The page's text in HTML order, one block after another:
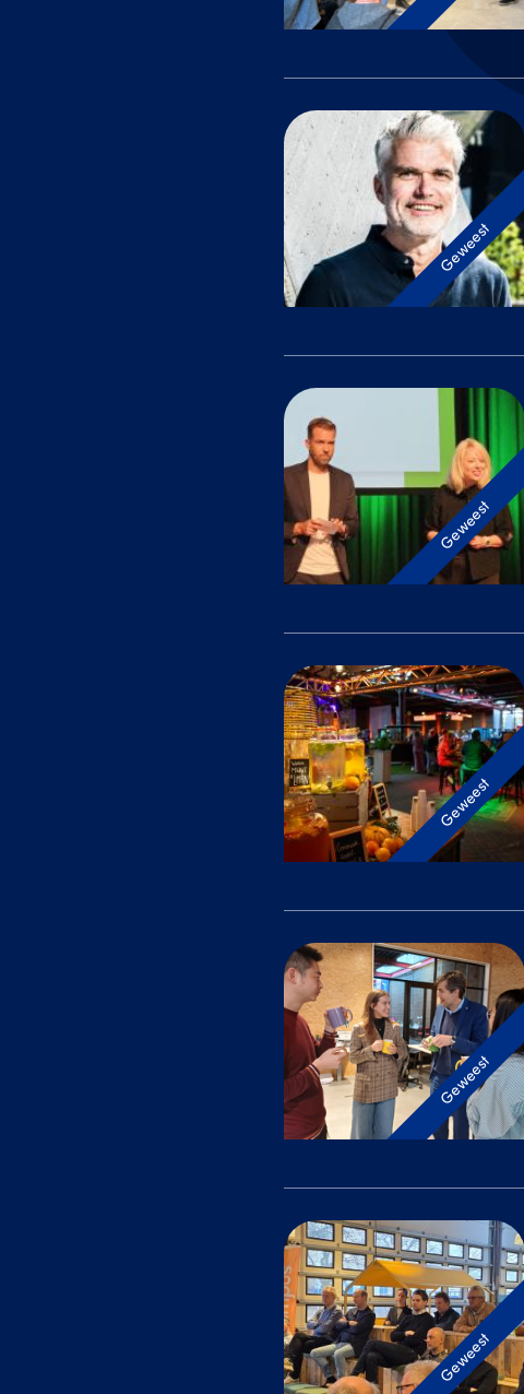
Geweest
Geweest
Geweest
Geweest
Geweest